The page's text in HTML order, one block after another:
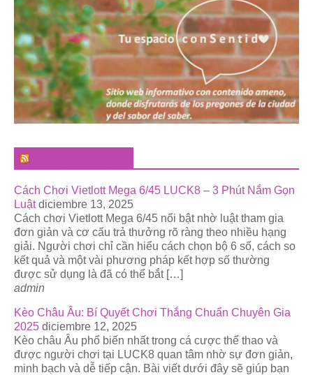
Cách Chơi Vietlott Mega 6/45 LUCK8 – 3 Phút Nắm Gọn
Luật diciembre 13, 2025
Cách chơi Vietlott Mega 6/45 nổi bật nhờ luật tham gia
đơn giản và cơ cấu trả thưởng rõ ràng theo nhiều hạng
giải. Người chơi chỉ cần hiểu cách chọn bộ 6 số, cách so
kết quả và một vài phương pháp kết hợp số thường
được sử dụng là đã có thể bắt […]
admin
Kèo Châu Âu: Bí Quyết Chơi Thắng Chuẩn Chuyên Gia
2025 diciembre 12, 2025
Kèo châu Âu phổ biến nhất trong cá cược thể thao và
được người chơi tại LUCK8 quan tâm nhờ sự đơn giản,
minh bạch và dễ tiếp cận. Bài viết dưới đây sẽ giúp bạn